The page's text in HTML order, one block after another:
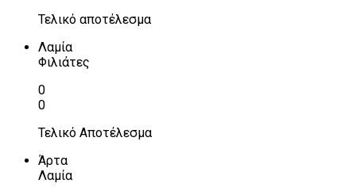
Τελικό αποτέλεσμα
Λαμία
Φιλιάτες
0
0
Τελικό Αποτέλεσμα
Άρτα
Λαμία